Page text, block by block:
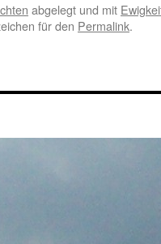
abgelegt und mit
für den Permalink.